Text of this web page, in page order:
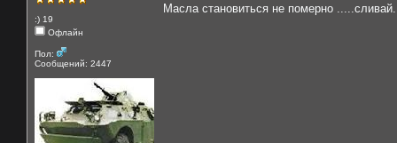
:) 19
Офлайн
Пол:
Сообщений: 2447
Масла становиться не померно